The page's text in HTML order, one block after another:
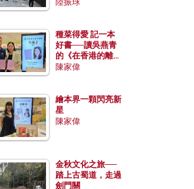
陸振球
種菜得愛 記一本
好書──讀吳燕青
的《在香港的離島
種菜》
陳家偉
繪本界一顆閃亮新
星
陳家偉
金秋文化之旅──
踏上古蜀道，走過
劍門關